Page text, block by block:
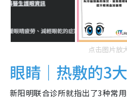
点击图片放
眼睛｜热敷的3
新阳明联合诊所就指出了3种常